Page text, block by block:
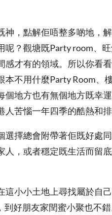
，點解佢唔整多啲地，
？觀塘既Party room、
才有的領域。所以你看
不用什麼Party Room、
地方也有無個地方既幸
苦惱一年四季的酷熱和排
選擇總會附帶著佢既好處
，或者穩定既生活而留
小小土地上尋找屬於自
好朋友家閏蜜小聚也不錯